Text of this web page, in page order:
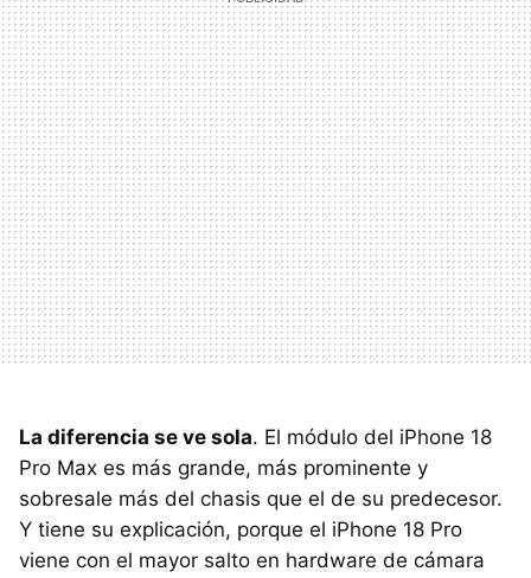
La diferencia se ve sola. El módulo del iPhone 18
Pro Max es más grande, más prominente y
sobresale más del chasis que el de su predecesor.
Y tiene su explicación, porque el iPhone 18 Pro
viene con el mayor salto en hardware de cámara